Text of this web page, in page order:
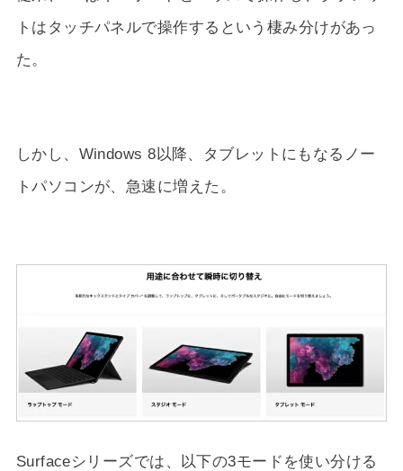
トはタッチパネルで操作するという棲み分けがあっ
た。
しかし、Windows 8以降、タブレットにもなるノー
トパソコンが、急速に増えた。
Surfaceシリーズでは、以下の3モードを使い分ける